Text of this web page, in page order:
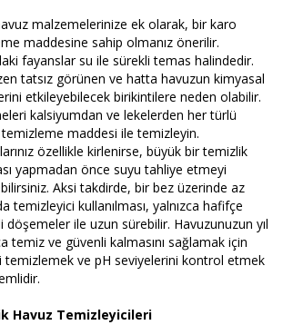
malzemelerinize ek olarak, bir karo
maddesine sahip olmanız önerilir.
fayanslar su ile sürekli temas halindedir.
tatsız görünen ve hatta havuzun kimyasal
etkileyebilecek birikintilere neden olabilir.
kalsiyumdan ve lekelerden her türlü
maddesi ile temizleyin.
özellikle kirlenirse, büyük bir temizlik
yapmadan önce suyu tahliye etmeyi
Aksi takdirde, bir bez üzerinde az
temizleyici kullanılması, yalnızca hafifçe
döşemeler ile uzun sürebilir. Havuzunuzun yıl
temiz ve güvenli kalmasını sağlamak için
temizlemek ve pH seviyelerini kontrol etmek
Havuz Temizleyicileri